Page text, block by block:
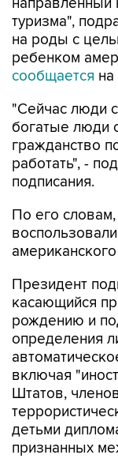
направленный
туризма",
на роды с
ребенком
сообщается
"Сейчас люди
богатые люди
гражданство
работать", -
подписания.
По его
Президент
касающийся
рождению и
определения
включая
Штатов,
детьми
признанных